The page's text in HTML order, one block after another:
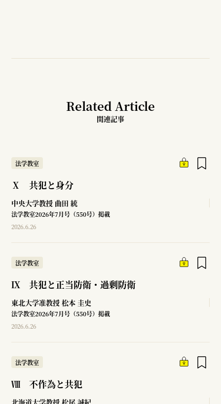
Related Article
関連記事
法学教室
Ⅹ 共犯と身分
中央大学教授 曲田 統
法学教室2026年7月号（550号）掲載
2026.6.26
法学教室
Ⅸ 共犯と正当防衛・過剰防衛
東北大学准教授 松本 圭史
法学教室2026年7月号（550号）掲載
2026.6.26
法学教室
Ⅷ 不作為と共犯
北海道大学教授 松尾 誠紀